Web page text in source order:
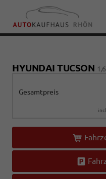
HYUNDAI TUCSON
Gesamtpreis